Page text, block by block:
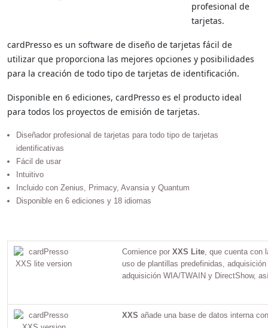
profesional de
tarjetas.
cardPresso es un software de diseño de tarjetas fácil de
utilizar que proporciona las mejores opciones y posibilidades
para la creación de todo tipo de tarjetas de identificación.
Disponible en 6 ediciones, cardPresso es el producto ideal
para todos los proyectos de emisión de tarjetas.
Diseñador profesional de tarjetas para todo tipo de tarjetas
identificativas
Fácil de usar
Intuitivo
Incluido con Zenius, Primacy, Avansia y Quantum
Disponible en 6 ediciones y 18 idiomas
Saltar a contenido principal Comience por XXS Lite, que cuenta con
uso de plantillas predefinidas,
adquisición WIA/TWAIN y DirectShow,
XXS añade una base de datos interna